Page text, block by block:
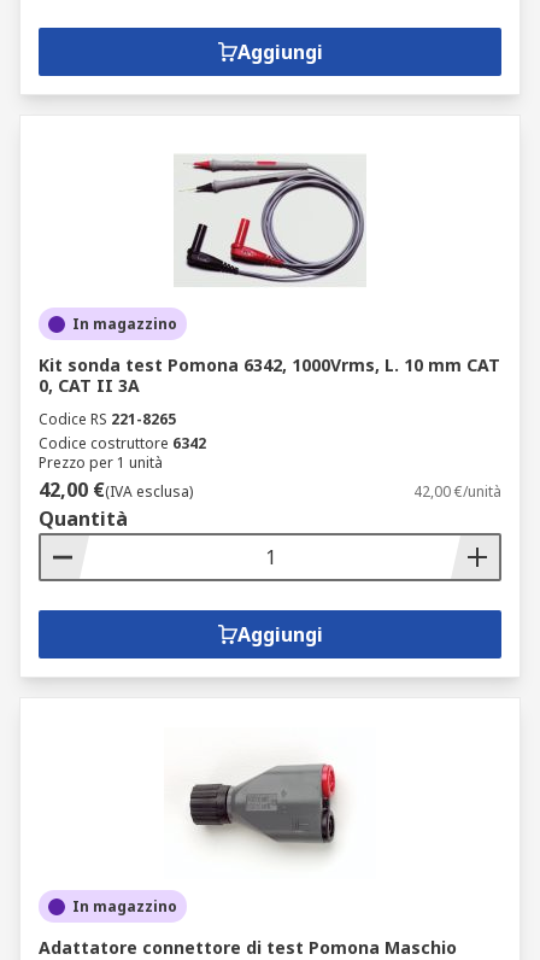
Aggiungi
In magazzino
Kit sonda test Pomona 6342, 1000Vrms, L. 10 mm CAT
0, CAT II 3A
Codice RS 221-8265
Codice costruttore 6342
Prezzo per 1 unità
42,00 €(IVA esclusa) 42,00 €/unità
Quantità
Aggiungi
In magazzino
Adattatore connettore di test Pomona Maschio